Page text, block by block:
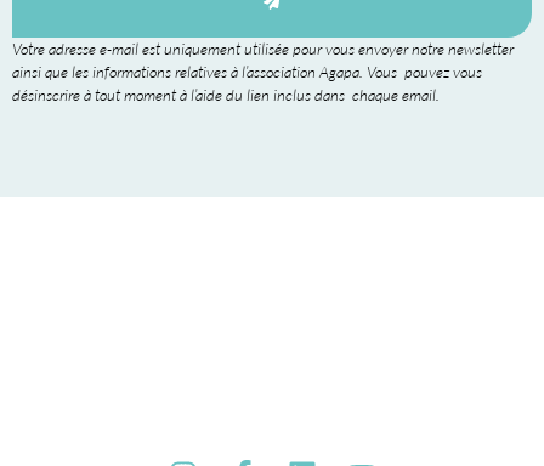
Votre adresse e-mail est uniquement utilisée pour vous envoyer notre newsletter
ainsi que les informations relatives à l’association Agapa. Vous pouvez vous
désinscrire à tout moment à l’aide du lien inclus dans chaque email.